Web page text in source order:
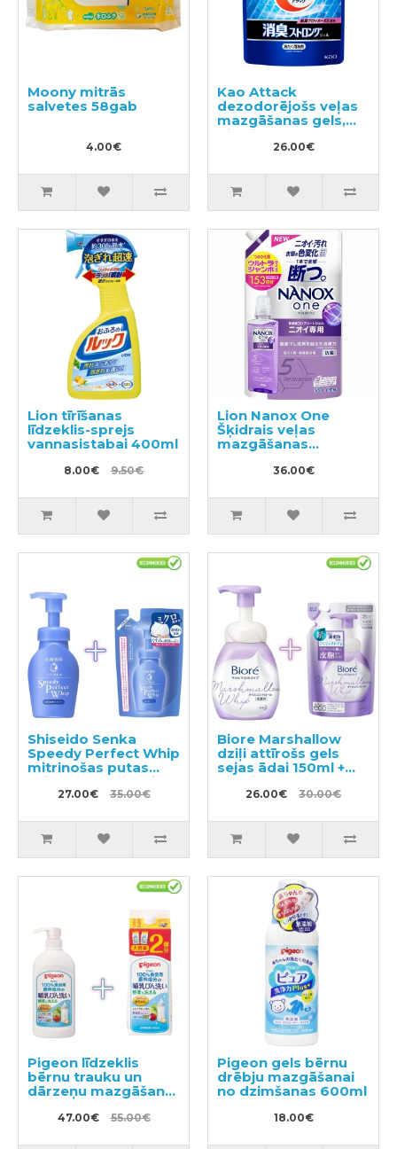
Moony mitrās
salvetes 58gab
4.00€
Kao Attack
dezodorējošs veļas
mazgāšanas gels,
pildviela 1150g
26.00€
Lion tīrīšanas
līdzeklis-sprejs
vannasistabai 400ml
8.00€ 9.50€
Lion Nanox One
Šķidrais veļas
mazgāšanas
līdzeklis, pildviela
36.00€
Shiseido Senka
Speedy Perfect Whip
mitrinošas putas
sejas mazgāšanai ar
hialuronskābi 150ml
27.00€ 35.00€
Biore Marshallow
dziļi attīrošs gels
sejas ādai 150ml +
pildviela 130ml
26.00€ 30.00€
Pigeon līdzeklis
bērnu trauku un
dārzeņu mazgāšanai
ar dozatoru 800ml +
pildviela 1.4l
47.00€ 55.00€
Pigeon gels bērnu
drēbju mazgāšanai
no dzimšanas 600ml
18.00€